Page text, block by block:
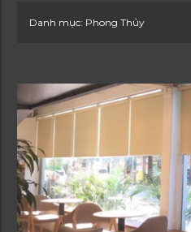
B
i
đ
ă
n
g
Danh mục: Phong Thủy